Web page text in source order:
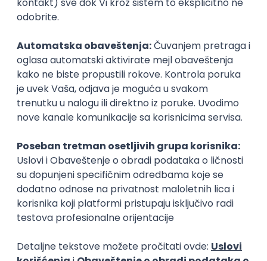
Beograd | Hibrid
18.08.2026.
Intermediate
DevOps Engineer
Pollard Digital Solutions
Beograd | Hibrid
08.08.2026.
Kubernetes
Senior
Istaknuti poslodavci